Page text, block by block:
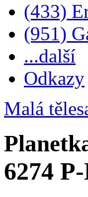
(433)
(951)
...další
Odkazy
Malá
6274